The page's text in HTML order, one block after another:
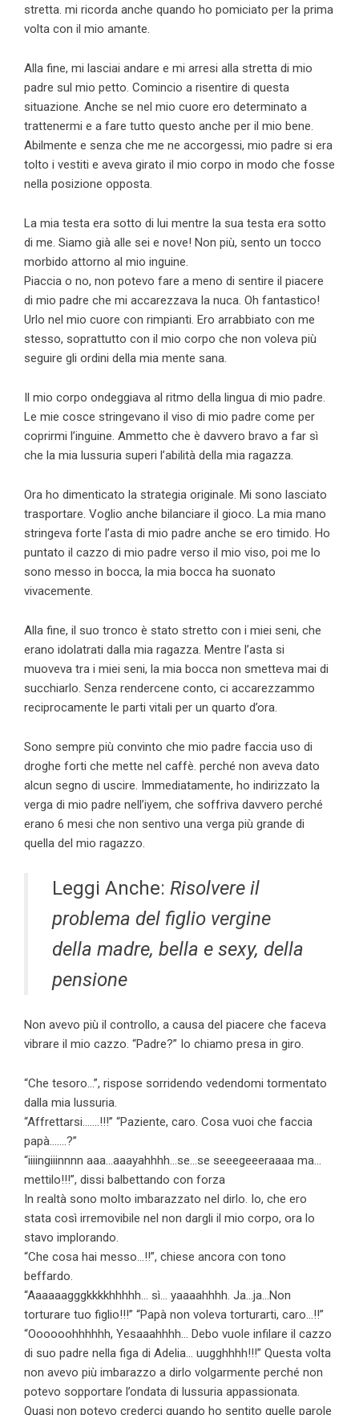
stretta. mi ricorda anche quando ho pomiciato per la prima
volta con il mio amante.
Alla fine, mi lasciai andare e mi arresi alla stretta di mio
padre sul mio petto. Comincio a risentire di questa
situazione. Anche se nel mio cuore ero determinato a
trattenermi e a fare tutto questo anche per il mio bene.
Abilmente e senza che me ne accorgessi, mio ​​padre si era
tolto i vestiti e aveva girato il mio corpo in modo che fosse
nella posizione opposta.
La mia testa era sotto di lui mentre la sua testa era sotto
di me. Siamo già alle sei e nove! Non più, sento un tocco
morbido attorno al mio inguine.
Piaccia o no, non potevo fare a meno di sentire il piacere
di mio padre che mi accarezzava la nuca. Oh fantastico!
Urlo nel mio cuore con rimpianti. Ero arrabbiato con me
stesso, soprattutto con il mio corpo che non voleva più
seguire gli ordini della mia mente sana.
Il mio corpo ondeggiava al ritmo della lingua di mio padre.
Le mie cosce stringevano il viso di mio padre come per
coprirmi l’inguine. Ammetto che è davvero bravo a far sì
che la mia lussuria superi l’abilità della mia ragazza.
Ora ho dimenticato la strategia originale. Mi sono lasciato
trasportare. Voglio anche bilanciare il gioco. La mia mano
stringeva forte l’asta di mio padre anche se ero timido. Ho
puntato il cazzo di mio padre verso il mio viso, poi me lo
sono messo in bocca, la mia bocca ha suonato
vivacemente.
Alla fine, il suo tronco è stato stretto con i miei seni, che
erano idolatrati dalla mia ragazza. Mentre l’asta si
muoveva tra i miei seni, la mia bocca non smetteva mai di
succhiarlo. Senza rendercene conto, ci accarezzammo
reciprocamente le parti vitali per un quarto d’ora.
Sono sempre più convinto che mio padre faccia uso di
droghe forti che mette nel caffè. perché non aveva dato
alcun segno di uscire. Immediatamente, ho indirizzato la
verga di mio padre nell’iyem, che soffriva davvero perché
erano 6 mesi che non sentivo una verga più grande di
quella del mio ragazzo.
Leggi Anche: Risolvere il
problema del figlio vergine
della madre, bella e sexy, della
pensione
Non avevo più il controllo, a causa del piacere che faceva
vibrare il mio cazzo. “Padre?” Io chiamo presa in giro.
“Che tesoro…”, rispose sorridendo vedendomi tormentato
dalla mia lussuria.
“Affrettarsi…….!!!” “Paziente, caro. Cosa vuoi che faccia
papà…….?”
“iiiingiiinnnn aaa…aaayahhhh…se…se seeegeeeraaaa ma…
mettilo!!!”, dissi balbettando con forza
In realtà sono molto imbarazzato nel dirlo. Io, che ero
stata così irremovibile nel non dargli il mio corpo, ora lo
stavo implorando.
“Che cosa hai messo…!!”, chiese ancora con tono
beffardo.
“Aaaaaagggkkkkhhhhh… sì… yaaaahhhh. Ja…ja…Non
torturare tuo figlio!!!” “Papà non voleva torturarti, caro…!!”
“Oooooohhhhhh, Yesaaahhhh… Debo vuole infilare il cazzo
di suo padre nella figa di Adelia… uugghhhh!!!” Questa volta
non avevo più imbarazzo a dirlo volgarmente perché non
potevo sopportare l’ondata di lussuria appassionata.
Quasi non potevo crederci quando ho sentito quelle parole